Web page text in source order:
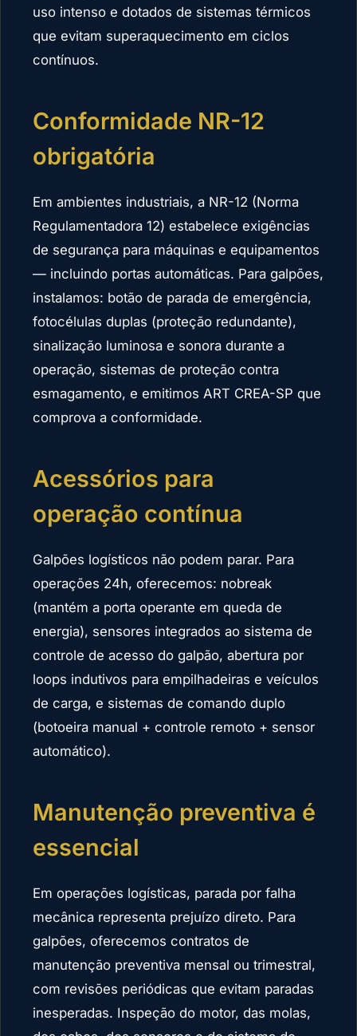
uso intenso e dotados de sistemas térmicos
que evitam superaquecimento em ciclos
contínuos.
Conformidade NR-12
obrigatória
Em ambientes industriais, a NR-12 (Norma
Regulamentadora 12) estabelece exigências
de segurança para máquinas e equipamentos
— incluindo portas automáticas. Para galpões,
instalamos: botão de parada de emergência,
fotocélulas duplas (proteção redundante),
sinalização luminosa e sonora durante a
operação, sistemas de proteção contra
esmagamento, e emitimos ART CREA-SP que
comprova a conformidade.
Acessórios para
operação contínua
Galpões logísticos não podem parar. Para
operações 24h, oferecemos: nobreak
(mantém a porta operante em queda de
energia), sensores integrados ao sistema de
controle de acesso do galpão, abertura por
loops indutivos para empilhadeiras e veículos
de carga, e sistemas de comando duplo
(botoeira manual + controle remoto + sensor
automático).
Manutenção preventiva é
essencial
Em operações logísticas, parada por falha
mecânica representa prejuízo direto. Para
galpões, oferecemos contratos de
manutenção preventiva mensal ou trimestral,
com revisões periódicas que evitam paradas
inesperadas. Inspeção do motor, das molas,